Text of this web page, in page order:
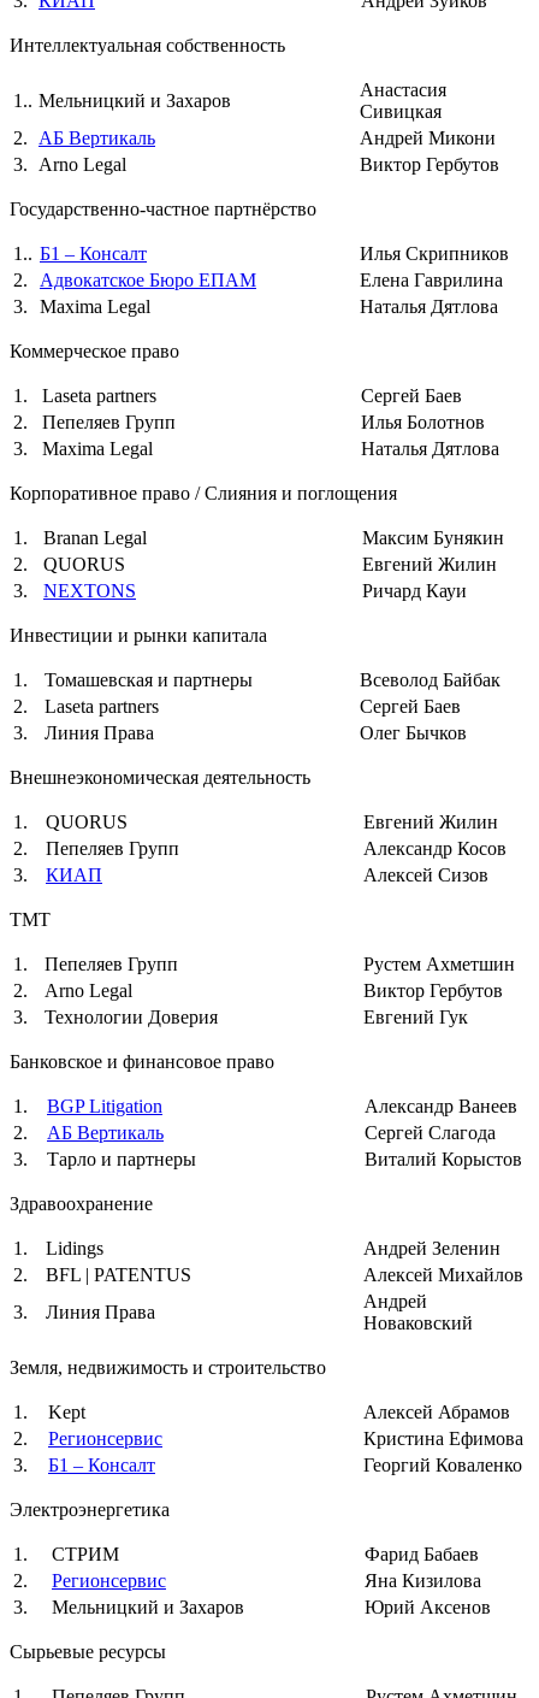
Интеллектуальная собственность
1.. Мельницкий и Захаров
Анастасия
Сивицкая
2. АБ Вертикаль
Андрей Микони
3. Arno Legal Виктор Гербутов
Государственно-частное партнёрство
1.. Б1 – Консалт
Илья Скрипников
2.
Адвокатское Бюро ЕПАМ
Елена Гаврилина
3.
Maxima Legal Наталья Дятлова
Коммерческое право
1. Laseta partners
Сергей Баев
2.
Пепеляев Групп
Илья Болотнов
3.
Maxima Legal Наталья Дятлова
Корпоративное право / Слияния и поглощения
1. Branan Legal
Максим Бунякин
2.
QUORUS
Евгений Жилин
3.
NEXTONS Ричард Кауи
Инвестиции и рынки капитала
1. Томашевская и партнеры
Всеволод Байбак
2.
Laseta partners
Сергей Баев
3.
Линия Права Олег Бычков
Внешнеэкономическая деятельность
1. QUORUS
Евгений Жилин
2.
Пепеляев Групп
Александр Косов
3.
КИАП Алексей Сизов
TMT
1. Пепеляев Групп
Рустем Ахметшин
2.
Arno Legal
Виктор Гербутов
3.
Технологии Доверия Евгений Гук
Банковское и финансовое право
1. BGP Litigation
Александр Ванеев
2.
АБ Вертикаль
Сергей Слагода
3.
Тарло и партнеры Виталий Корыстов
Здравоохранение
1. Lidings
Андрей Зеленин
2.
BFL | PATENTUS
Алексей Михайлов
3.
Линия Права
Андрей
Новаковский
Земля, недвижимость и строительство
1. Kept
Алексей Абрамов
2.
Регионсервис
Кристина Ефимова
3.
Б1 – Консалт Георгий Коваленко
Электроэнергетика
1. СТРИМ
Фарид Бабаев
2.
Регионсервис
Яна Кизилова
3.
Мельницкий и Захаров Юрий Аксенов
Сырьевые ресурсы